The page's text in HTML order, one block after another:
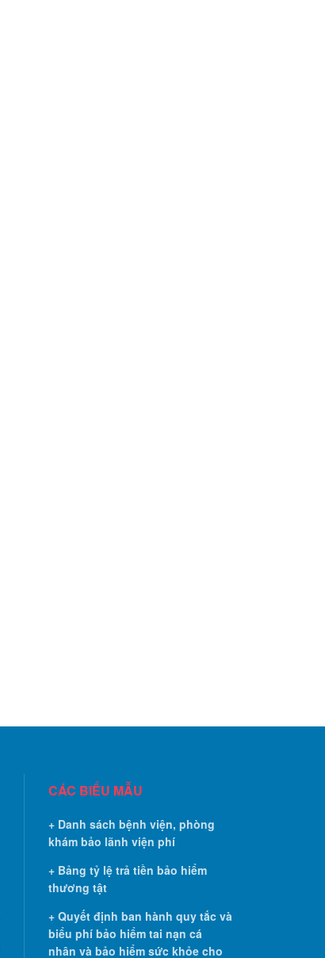
CÁC BIỂU MẪU
+ Danh sách bệnh viện, phòng
khám bảo lãnh viện phí
+ Bảng tỷ lệ trả tiền bảo hiểm
thương tật
+ Quyết định ban hành quy tắc và
biểu phí bảo hiểm tai nạn cá
nhân và bảo hiểm sức khỏe cho